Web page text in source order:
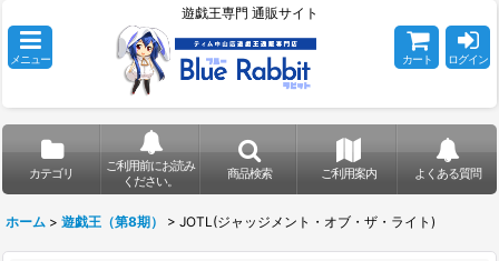
遊戯王専門 通販サイト
メニュー カート ログイン
カテゴリ
ご利用前にお読み
ください。
商品検索 ご利用案内 よくある質問
ホーム > 遊戯王（第8期） > JOTL(ジャッジメント・オブ・ザ・ライト)